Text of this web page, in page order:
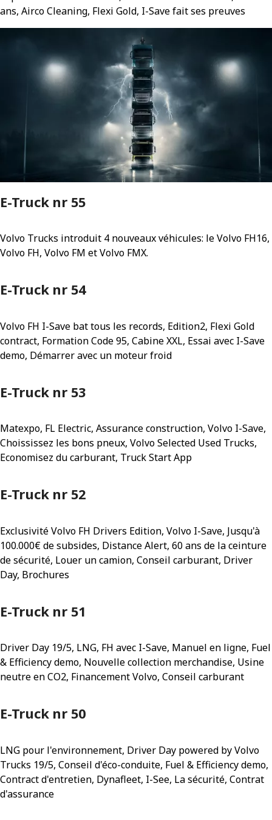
ans, Airco Cleaning, Flexi Gold, I-Save fait ses preuves
E-Truck nr 55
Volvo Trucks introduit 4 nouveaux véhicules: le Volvo FH16,
Volvo FH, Volvo FM et Volvo FMX.
E-Truck nr 54
Volvo FH I-Save bat tous les records, Edition2, Flexi Gold
contract, Formation Code 95, Cabine XXL, Essai avec I-Save
demo, Démarrer avec un moteur froid
E-Truck nr 53
Matexpo, FL Electric, Assurance construction, Volvo I-Save,
Choississez les bons pneux, Volvo Selected Used Trucks,
Economisez du carburant, Truck Start App
E-Truck nr 52
Exclusivité Volvo FH Drivers Edition, Volvo I-Save, Jusqu'à
100.000€ de subsides, Distance Alert, 60 ans de la ceinture
de sécurité, Louer un camion, Conseil carburant, Driver
Day, Brochures
E-Truck nr 51
Driver Day 19/5, LNG, FH avec I-Save, Manuel en ligne, Fuel
& Efficiency demo, Nouvelle collection merchandise, Usine
neutre en CO2, Financement Volvo, Conseil carburant
E-Truck nr 50
LNG pour l'environnement, Driver Day powered by Volvo
Trucks 19/5, Conseil d'éco-conduite, Fuel & Efficiency demo,
Contract d'entretien, Dynafleet, I-See, La sécurité, Contrat
d'assurance